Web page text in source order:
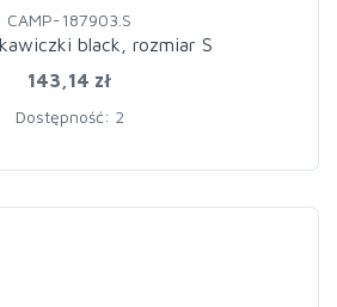
CAMP-187903.S
black, rozmiar S
143,14 zł
Dostępność: 2